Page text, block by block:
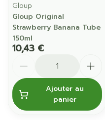
Gloup
Gloup Original
Strawberry Banana Tube
150ml
10,43 €
Ajouter au
panier